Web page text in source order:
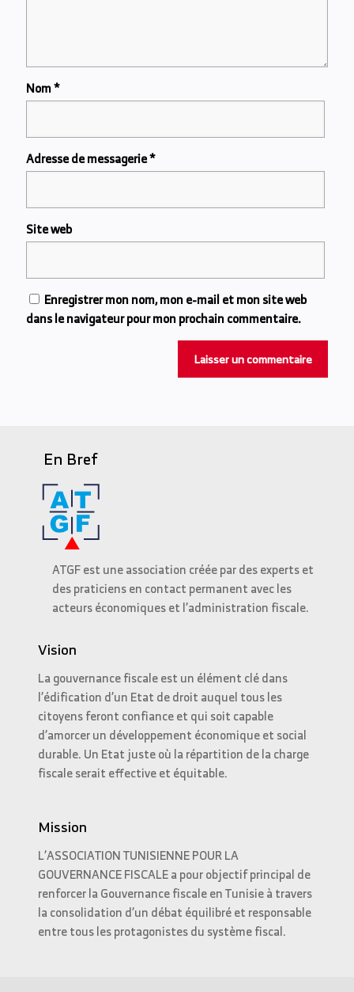
Nom*
Adresse de messagerie*
Site web
Enregistrer mon nom, mon e-mail et mon site web
dans le navigateur pour mon prochain commentaire.
En Bref
ATGF est une association créée par des experts et
des praticiens en contact permanent avec les
acteurs économiques et l’administration fiscale.
Vision
La gouvernance fiscale est un élément clé dans
l’édification d’un Etat de droit auquel tous les
citoyens feront confiance et qui soit capable
d’amorcer un développement économique et social
durable. Un Etat juste où la répartition de la charge
fiscale serait effective et équitable.
Mission
L’ASSOCIATION TUNISIENNE POUR LA
GOUVERNANCE FISCALE a pour objectif principal de
renforcer la Gouvernance fiscale en Tunisie à travers
la consolidation d’un débat équilibré et responsable
entre tous les protagonistes du système fiscal.